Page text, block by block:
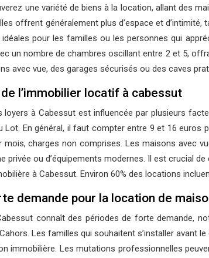
une variété de biens à la location, allant des
offrent généralement plus d’espace et
pour les familles ou les personnes qui
un nombre de chambres oscillant entre 2 et 5,
avec vue, des garages sécurisés ou des caves
l’immobilier locatif à cabessut
loyers à Cabessut est influencée par plusieurs
Lot. En général, il faut compter entre 9 et 16 euros
mois, charges non comprises. Les maisons avec
privée ou d’équipements modernes. Il est crucial
à Cabessut. Environ 60% des locations
demande pour la location de
connaît des périodes de forte demande,
Les familles qui souhaitent s’installer avant
immobilière. Les mutations professionnelles